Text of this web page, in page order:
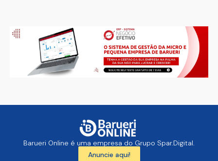
Barueri Online é uma empresa do Grupo Spar.Digital.
Anuncie aqui!